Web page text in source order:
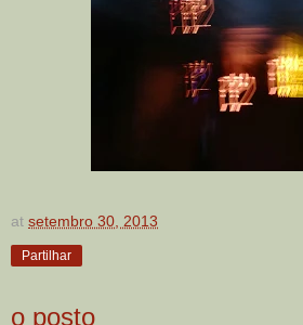
at setembro 30, 2013
Partilhar
o posto